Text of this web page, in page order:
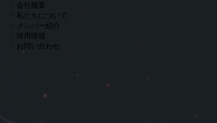
・会社概要
・私たちについて
・メンバー紹介
​​・採用情報
・お問い合わせ